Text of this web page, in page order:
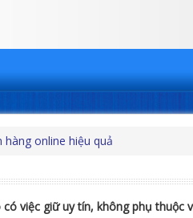
hàng online hiệu quả
việc giữ uy tín, không phụ thuộc